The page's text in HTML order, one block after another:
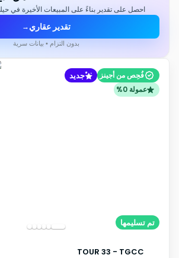
احصل على تقدير بناءً على المبيعات الأخيرة في
تقدير عقاري →
بدون التزام • بيانات سرية
فُحِص من أجينز جديد
عمولة 0%
تم تسليمها
TOUR 33 - TGCC